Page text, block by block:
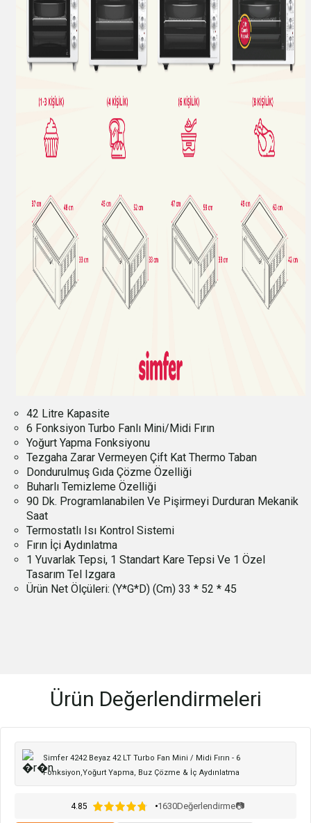
42 Litre Kapasite
6 Fonksiyon Turbo Fanlı Mini/Midi Fırın
Yoğurt Yapma Fonksiyonu
Tezgaha Zarar Vermeyen Çift Kat Thermo Taban
Dondurulmuş Gıda Çözme Özelliği
Buharlı Temizleme Özelliği
90 Dk. Programlanabilen Ve Pişirmeyi Durduran Mekanik
Saat
Termostatlı Isı Kontrol Sistemi
Fırın İçi Aydınlatma
1 Yuvarlak Tepsi, 1 Standart Kare Tepsi Ve 1 Özel
Tasarım Tel Izgara
Ürün Net Ölçüleri: (Y*G*D) (Cm) 33 * 52 * 45
Ürün Değerlendirmeleri
Simfer 4242 Beyaz 42 LT Turbo Fan Mini / Midi Fırın - 6
Fonksiyon,Yoğurt Yapma, Buz Çözme & İç Aydınlatma
4.85 1630Değerlendirme📷